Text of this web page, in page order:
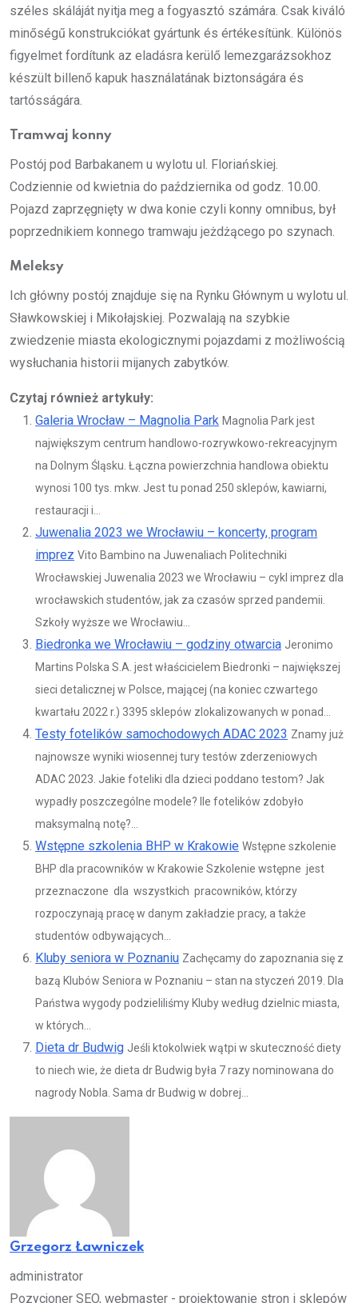
széles skáláját nyitja meg a fogyasztó számára. Csak kiváló
minőségű konstrukciókat gyártunk és értékesítünk. Különös
figyelmet fordítunk az eladásra kerülő lemezgarázsokhoz
készült billenő kapuk használatának biztonságára és
tartósságára.
Tramwaj konny
Postój pod Barbakanem u wylotu ul. Floriańskiej.
Codziennie od kwietnia do października od godz. 10.00.
Pojazd zaprzęgnięty w dwa konie czyli konny omnibus, był
poprzednikiem konnego tramwaju jeżdżącego po szynach.
Meleksy
Ich główny postój znajduje się na Rynku Głównym u wylotu ul.
Sławkowskiej i Mikołajskiej. Pozwalają na szybkie
zwiedzenie miasta ekologicznymi pojazdami z możliwością
wysłuchania historii mijanych zabytków.
Czytaj również artykuły:
Galeria Wrocław – Magnolia Park Magnolia Park jest
największym centrum handlowo-rozrywkowo-rekreacyjnym
na Dolnym Śląsku. Łączna powierzchnia handlowa obiektu
wynosi 100 tys. mkw. Jest tu ponad 250 sklepów, kawiarni,
restauracji i...
Juwenalia 2023 we Wrocławiu – koncerty, program
imprez Vito Bambino na Juwenaliach Politechniki
Wrocławskiej Juwenalia 2023 we Wrocławiu – cykl imprez dla
wrocławskich studentów, jak za czasów sprzed pandemii.
Szkoły wyższe we Wrocławiu...
Biedronka we Wrocławiu – godziny otwarcia Jeronimo
Martins Polska S.A. jest właścicielem Biedronki – największej
sieci detalicznej w Polsce, mającej (na koniec czwartego
kwartału 2022 r.) 3395 sklepów zlokalizowanych w ponad...
Testy fotelików samochodowych ADAC 2023 Znamy już
najnowsze wyniki wiosennej tury testów zderzeniowych
ADAC 2023. Jakie foteliki dla dzieci poddano testom? Jak
wypadły poszczególne modele? Ile fotelików zdobyło
maksymalną notę?...
Wstępne szkolenia BHP w Krakowie Wstępne szkolenie
BHP dla pracowników w Krakowie Szkolenie wstępne jest
przeznaczone dla wszystkich pracowników, którzy
rozpoczynają pracę w danym zakładzie pracy, a także
studentów odbywających...
Kluby seniora w Poznaniu Zachęcamy do zapoznania się z
bazą Klubów Seniora w Poznaniu – stan na styczeń 2019. Dla
Państwa wygody podzieliliśmy Kluby według dzielnic miasta,
w których...
Dieta dr Budwig Jeśli ktokolwiek wątpi w skuteczność diety
to niech wie, że dieta dr Budwig była 7 razy nominowana do
nagrody Nobla. Sama dr Budwig w dobrej...
Grzegorz Ławniczek
administrator
Pozycjoner SEO, webmaster - projektowanie stron i sklepów